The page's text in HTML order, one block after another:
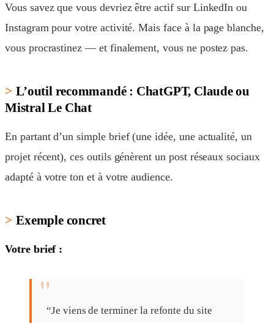
Vous savez que vous devriez être actif sur LinkedIn ou
Instagram pour votre activité. Mais face à la page blanche,
vous procrastinez — et finalement, vous ne postez pas.
L’outil recommandé : ChatGPT, Claude ou
Mistral Le Chat
En partant d’un simple brief (une idée, une actualité, un
projet récent), ces outils génèrent un post réseaux sociaux
adapté à votre ton et à votre audience.
Exemple concret
Votre brief :
“Je viens de terminer la refonte du site